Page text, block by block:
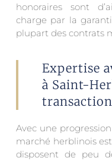
honoraires sont
charge par la
plupart des contrats
Expertise
à Saint-
transaction
Avec une
marché herblinois
disposent de peu